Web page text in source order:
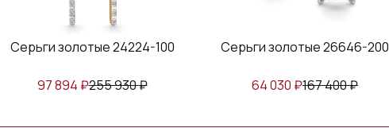
Серьги золотые 24224-100
97 894 ₽255 930₽
Серьги золотые 26646-200
64 030 ₽167 400₽